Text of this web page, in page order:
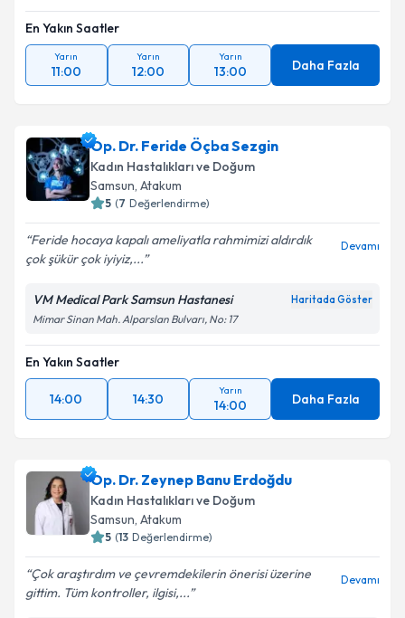
En Yakın Saatler
Yarın
11:00
Yarın
12:00
Yarın
13:00 Daha Fazla
Op. Dr. Feride Öçba Sezgin
Kadın Hastalıkları ve Doğum
Samsun, Atakum
5 (7 Değerlendirme)
Feride hocaya kapalı ameliyatla rahmimizi aldırdık
çok şükür çok iyiyiz,...
Devamı
VM Medical Park Samsun Hastanesi Haritada Göster
Mimar Sinan Mah. Alparslan Bulvarı, No: 17
En Yakın Saatler
14:00 14:30
Yarın
14:00 Daha Fazla
Op. Dr. Zeynep Banu Erdoğdu
Kadın Hastalıkları ve Doğum
Samsun, Atakum
5 (13 Değerlendirme)
Çok araştırdım ve çevremdekilerin önerisi üzerine
gittim. Tüm kontroller, ilgisi,...
Devamı